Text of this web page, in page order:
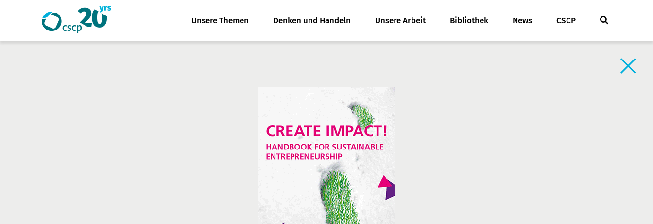
Unsere Themen Denken und Handeln Unsere Arbeit Bibliothek News CSCP
Zurück